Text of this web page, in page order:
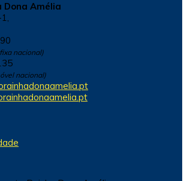
Dona Amélia
nacional)
nacional)